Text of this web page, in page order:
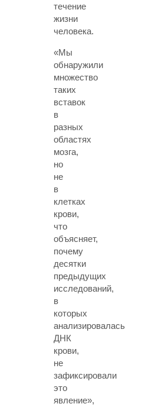
течение
жизни
человека.
«Мы
обнаружили
множество
таких
вставок
в
разных
областях
мозга,
но
не
в
клетках
крови,
что
объясняет,
почему
десятки
предыдущих
исследований,
в
которых
анализировалась
ДНК
крови,
не
зафиксировали
это
явление»,